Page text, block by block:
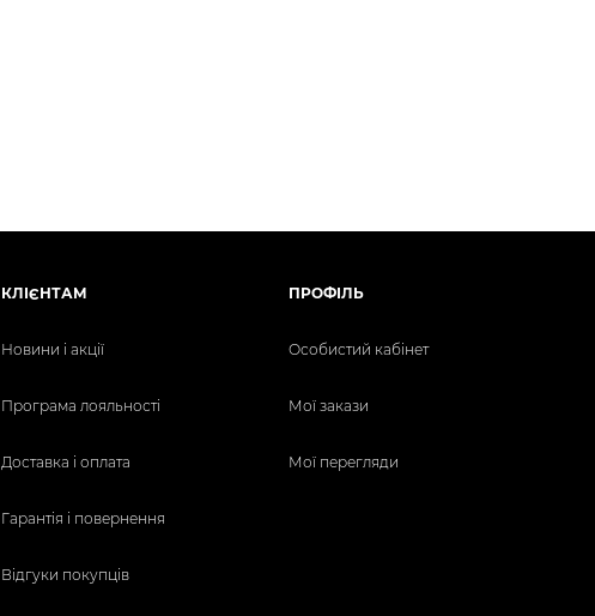
КЛІЄНТАМ
Новини і акції
Програма лояльності
Доставка і оплата
Гарантія і повернення
Відгуки покупців
ПРОФІЛЬ
Особистий кабінет
Мої закази
Мої перегляди